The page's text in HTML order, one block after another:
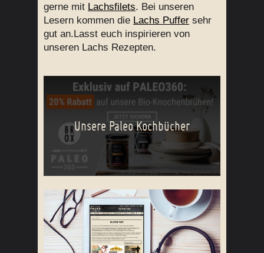
gerne mit Lachsfilets. Bei unseren
Lesern kommen die Lachs Puffer sehr
gut an.Lasst euch inspirieren von
unseren Lachs Rezepten.
Unsere Paleo Kochbücher